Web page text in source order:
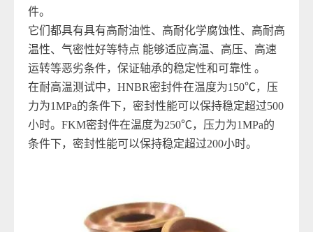
件。
它们都具有具有高耐油性、高耐化学腐蚀性、高耐高
温性、气密性好等特点 能够适应高温、高压、高速
运转等恶劣条件，保证轴承的稳定性和可靠性 。
在耐高温测试中，HNBR密封件在温度为150℃，压
力为1MPa的条件下，密封性能可以保持稳定超过500
小时。FKM密封件在温度为250℃，压力为1MPa的
条件下，密封性能可以保持稳定超过200小时。